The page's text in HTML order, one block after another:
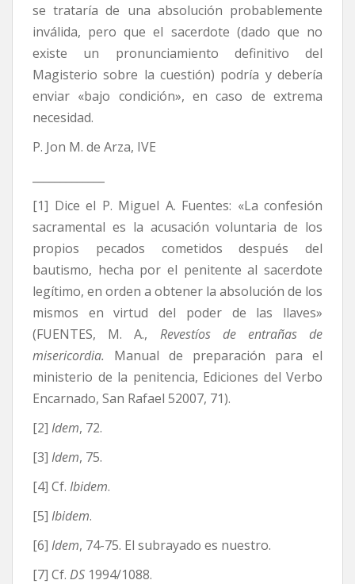
se trataría de una absolución probablemente
inválida, pero que el sacerdote (dado que no
existe un pronunciamiento definitivo del
Magisterio sobre la cuestión) podría y debería
enviar «bajo condición», en caso de extrema
necesidad.
P. Jon M. de Arza, IVE
[1] Dice el P. Miguel A. Fuentes: «La confesión
sacramental es la acusación voluntaria de los
propios pecados cometidos después del
bautismo, hecha por el penitente al sacerdote
legítimo, en orden a obtener la absolución de los
mismos en virtud del poder de las llaves»
(FUENTES, M. A., Revestíos de entrañas de
misericordia. Manual de preparación para el
ministerio de la penitencia, Ediciones del Verbo
Encarnado, San Rafael 52007, 71).
[2] Idem, 72.
[3] Idem, 75.
[4] Cf. Ibidem.
[5] Ibidem.
[6] Idem, 74-75. El subrayado es nuestro.
[7] Cf. DS 1994/1088.